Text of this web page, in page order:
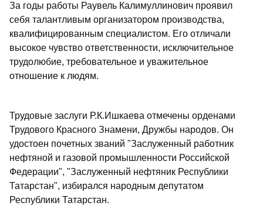
За годы работы Раувель Калимуллинович проявил
себя талантливым организатором производства,
квалифицированным специалистом. Его отличали
высокое чувство ответственности, исключительное
трудолюбие, требовательное и уважительное
отношение к людям.
Трудовые заслуги Р.К.Ишкаева отмечены орденами
Трудового Красного Знамени, Дружбы народов. Он
удостоен почетных званий "Заслуженный работник
нефтяной и газовой промышленности Российской
Федерации", "Заслуженный нефтяник Республики
Татарстан", избирался народным депутатом
Республики Татарстан.